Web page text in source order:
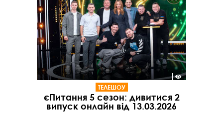
ТЕЛЕШОУ
єПитання 5 сезон: дивитися 2
випуск онлайн від 13.03.2026